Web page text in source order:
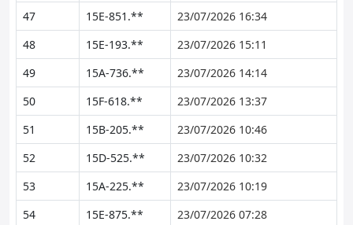
47
15E-851.**
23/07/2026 16:34
48
15E-193.**
23/07/2026 15:11
49
15A-736.**
23/07/2026 14:14
50
15F-618.**
23/07/2026 13:37
51
15B-205.**
23/07/2026 10:46
52
15D-525.**
23/07/2026 10:32
53
15A-225.**
23/07/2026 10:19
54
15E-875.** 23/07/2026 07:28